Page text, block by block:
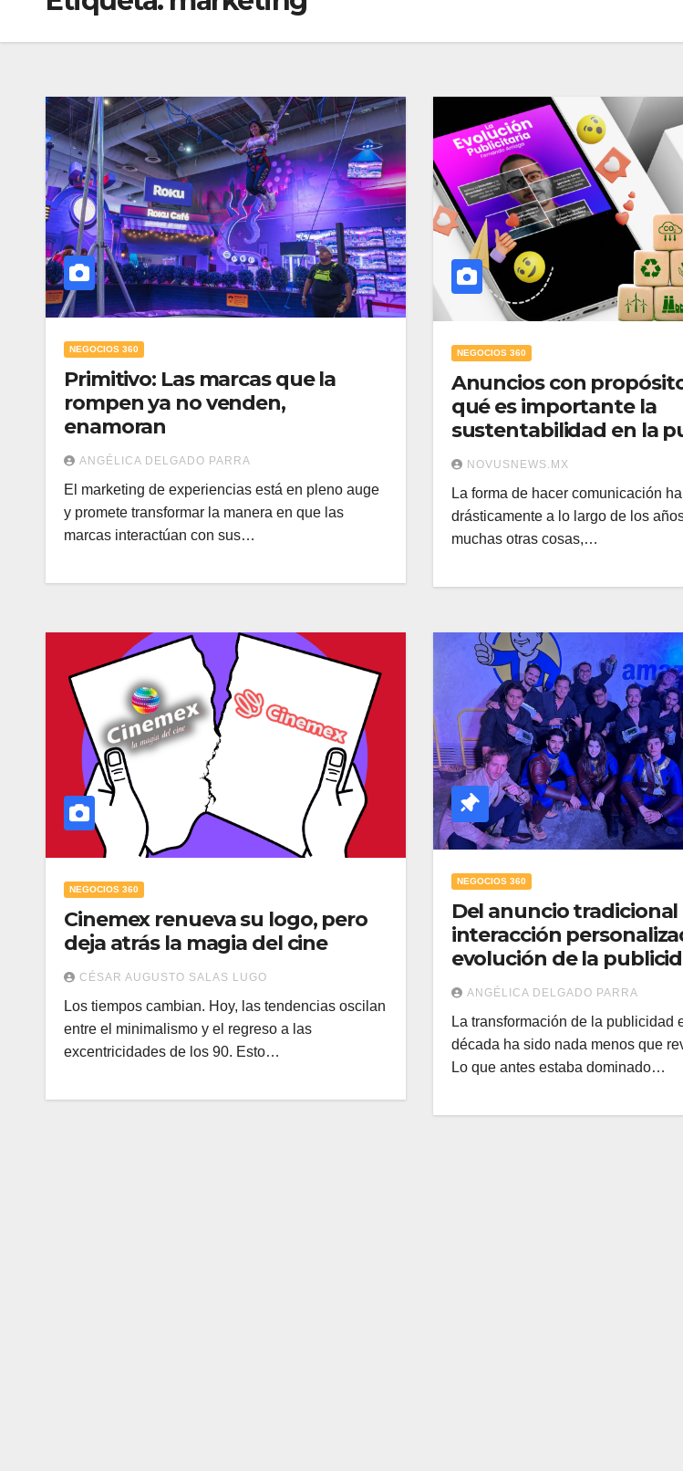
NEGOCIOS 360
Primitivo: Las marcas que la
rompen ya no venden,
enamoran
ANGÉLICA DELGADO PARRA
El marketing de experiencias está en pleno auge
y promete transformar la manera en que las
marcas interactúan con sus…
NEGOCIOS 360
Anuncios con
qué es importante la
sustentabilidad en la
digital?
NOVUSNEWS.MX
La forma de hacer comunicación
drásticamente a lo largo de los
muchas otras cosas,…
NEGOCIOS 360
Cinemex renueva su logo, pero
deja atrás la magia del cine
CÉSAR AUGUSTO SALAS LUGO
Los tiempos cambian. Hoy, las tendencias oscilan
entre el minimalismo y el regreso a las
excentricidades de los 90. Esto…
NEGOCIOS 360
Del anuncio tradicional
interacción
evolución de la
Primitivo
ANGÉLICA DELGADO PARRA
La transformación de la publicidad
década ha sido nada menos que
Lo que antes estaba dominado…